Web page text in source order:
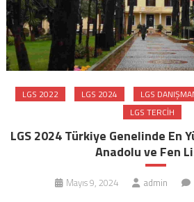
LGS 2022 LGS 2024 LGS
LGS TERCIH
LGS 2024 Türkiye Genelinde En
Anadolu ve Fen
Mayıs 9, 2024 admin